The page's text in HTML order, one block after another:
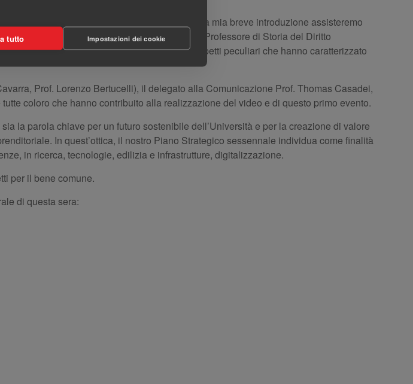
pochi di noi conoscano in dettaglio. Dopo la mia breve introduzione assisteremo
seguirà l’intervento di Pierpaolo Bonaccini, Professore di Storia del Diritto
ad evidenziare e definire alcuni aspetti peculiari che hanno caratterizzato
Prof. Lorenzo Bertucelli), il delegato alla Comunicazione Prof. Thomas Casadei,
coloro che hanno contribuito alla realizzazione del video e di questo primo evento.
la parola chiave per un futuro sostenibile dell’Università e per la creazione di valore
In quest’ottica, il nostro Piano Strategico sessennale individua come finalità
in ricerca, tecnologie, edilizia e infrastrutture, digitalizzazione.
per il bene comune.
di questa sera:
tutto Impostazioni dei cookie